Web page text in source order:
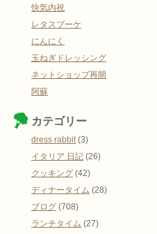
快気内祝
レタスブーケ
にんにく
玉ねぎドレッシング
ネットショップ再開
阿蘇
カテゴリー
dress rabbit (3)
イタリア 日記 (26)
クッキング (42)
ディナータイム (28)
ブログ (708)
ランチタイム (27)